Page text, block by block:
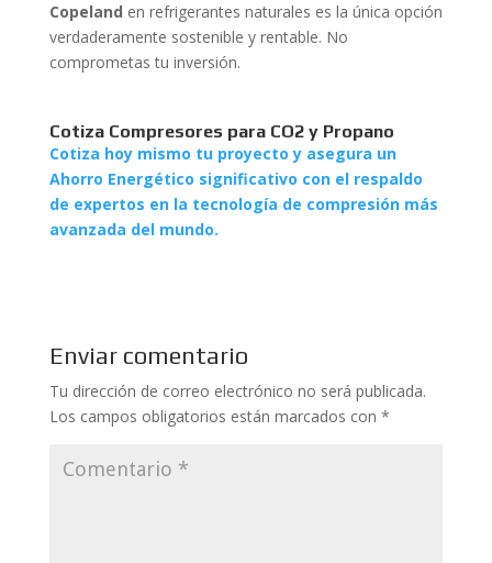
Copeland en refrigerantes naturales es la única opción
verdaderamente sostenible y rentable. No
comprometas tu inversión.
Cotiza Compresores para CO2 y Propano
Cotiza hoy mismo tu proyecto y asegura un
Ahorro Energético significativo con el respaldo
de expertos en la tecnología de compresión más
avanzada del mundo.
Enviar comentario
Tu dirección de correo electrónico no será publicada.
Los campos obligatorios están marcados con *